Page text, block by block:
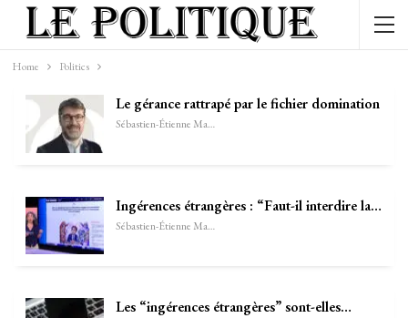
Home Politics
Le gérance rattrapé par le fichier domination
Sébastien-Étienne Marechal
Ingérences étrangères : “Faut-il interdire la…
Sébastien-Étienne Marechal
Les “ingérences étrangères” sont-elles…